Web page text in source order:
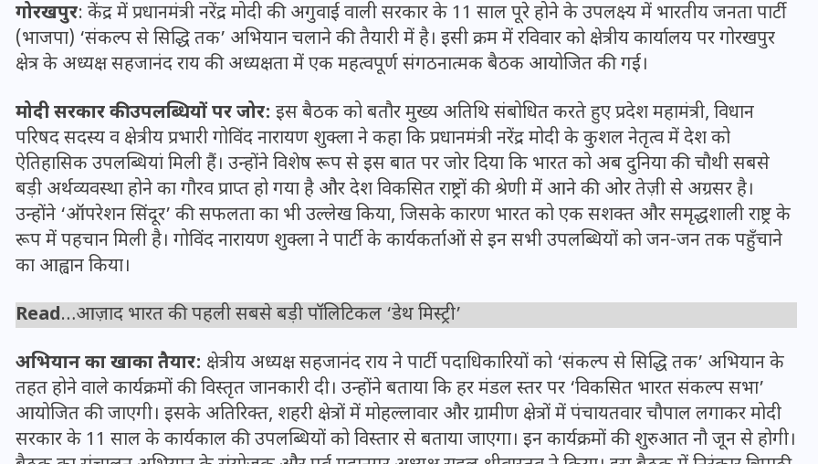
गोरखपुर: केंद्र में प्रधानमंत्री नरेंद्र मोदी की अगुवाई वाली सरकार के 11 साल पूरे होने के उपलक्ष्य में भारतीय जनता पार्टी
(भाजपा) ‘संकल्प से सिद्धि तक’ अभियान चलाने की तैयारी में है। इसी क्रम में रविवार को क्षेत्रीय कार्यालय पर गोरखपुर
क्षेत्र के अध्यक्ष सहजानंद राय की अध्यक्षता में एक महत्वपूर्ण संगठनात्मक बैठक आयोजित की गई।
मोदी सरकार की उपलब्धियों पर जोर: इस बैठक को बतौर मुख्य अतिथि संबोधित करते हुए प्रदेश महामंत्री, विधान
परिषद सदस्य व क्षेत्रीय प्रभारी गोविंद नारायण शुक्ला ने कहा कि प्रधानमंत्री नरेंद्र मोदी के कुशल नेतृत्व में देश को
ऐतिहासिक उपलब्धियां मिली हैं। उन्होंने विशेष रूप से इस बात पर जोर दिया कि भारत को अब दुनिया की चौथी सबसे
बड़ी अर्थव्यवस्था होने का गौरव प्राप्त हो गया है और देश विकसित राष्ट्रों की श्रेणी में आने की ओर तेज़ी से अग्रसर है।
उन्होंने ‘ऑपरेशन सिंदूर’ की सफलता का भी उल्लेख किया, जिसके कारण भारत को एक सशक्त और समृद्धशाली राष्ट्र के
रूप में पहचान मिली है। गोविंद नारायण शुक्ला ने पार्टी के कार्यकर्ताओं से इन सभी उपलब्धियों को जन-जन तक पहुँचाने
का आह्वान किया।
Read…आज़ाद भारत की पहली सबसे बड़ी पॉलिटिकल ‘डेथ मिस्ट्री’
अभियान का खाका तैयार: क्षेत्रीय अध्यक्ष सहजानंद राय ने पार्टी पदाधिकारियों को ‘संकल्प से सिद्धि तक’ अभियान के
तहत होने वाले कार्यक्रमों की विस्तृत जानकारी दी। उन्होंने बताया कि हर मंडल स्तर पर ‘विकसित भारत संकल्प सभा’
आयोजित की जाएगी। इसके अतिरिक्त, शहरी क्षेत्रों में मोहल्लावार और ग्रामीण क्षेत्रों में पंचायतवार चौपाल लगाकर मोदी
सरकार के 11 साल के कार्यकाल की उपलब्धियों को विस्तार से बताया जाएगा। इन कार्यक्रमों की शुरुआत नौ जून से होगी।
भारत में स्टारलिंक की लैंडिंग में
अड़चन: डेटा सिक्योरिटी और
स्पेक्ट्रम की कीमत पर फंसा पेंच,
आया बड़ा अपडेट
30 दिसम्बर 2025
भारत में स्टारलिंक की लैंडिंग में
अड़चन: डेटा सिक्योरिटी और
स्पेक्ट्रम की कीमत पर फंसा पेंच,
आया बड़ा अपडेट
30 दिसम्बर 2025